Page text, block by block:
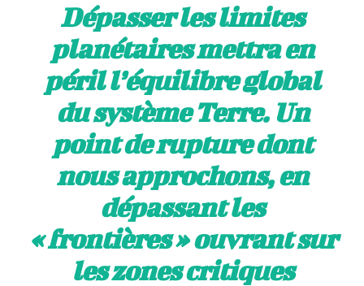
Dépasser les limites
planétaires mettra en
péril l’équilibre global
du système Terre. Un
point de rupture dont
nous approchons, en
dépassant les
« frontières » ouvrant sur
les zones critiques